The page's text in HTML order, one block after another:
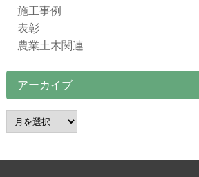
施工事例
表彰
農業土木関連
アーカイブ
ー